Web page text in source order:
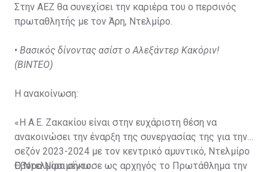
Στην ΑΕΖ θα συνεχίσει την καριέρα του ο περσινός
πρωταθλητής με τον Άρη, Ντελμίρο.
• Βασικός δίνοντας ασίστ ο Αλεξάντερ Κακόριν!
(ΒΙΝΤΕΟ)
Η ανακοίνωση:
«Η Α.Ε. Ζακακίου είναι στην ευχάριστη θέση να
ανακοινώσει την έναρξη της συνεργασίας της για την
σεζόν 2023-2024 με τον κεντρικό αμυντικό, Ντελμίρο
Έβορα Νασιμέντο.
Ο Ντελμίρο σήκωσε ως αρχηγός το Πρωτάθλημα την